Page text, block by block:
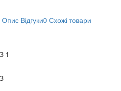
Опис Відгуки0 Схожі товари